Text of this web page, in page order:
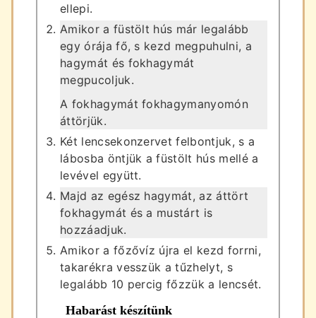
ellepi.
Amikor a füstölt hús már legalább
egy órája fő, s kezd megpuhulni, a
hagymát és fokhagymát
megpucoljuk.
A fokhagymát fokhagymanyomón
áttörjük.
Két lencsekonzervet felbontjuk, s a
lábosba öntjük a füstölt hús mellé a
levével együtt.
Majd az egész hagymát, az áttört
fokhagymát és a mustárt is
hozzáadjuk.
Amikor a főzővíz újra el kezd forrni,
takarékra vesszük a tűzhelyt, s
legalább 10 percig főzzük a lencsét.
Habarást készítünk